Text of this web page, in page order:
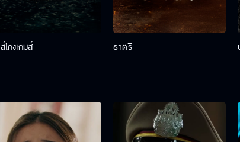
โกงเกมส์ ธาตรี